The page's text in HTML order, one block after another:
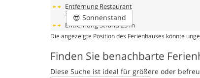
Entfernung Restaurant
300 m
Entfernung Strand25 m
😎 Sonnenstand
Die angezeigte Position des Ferienhauses könnte
Finden Sie benachbarte
Diese Suche ist ideal für größere oder